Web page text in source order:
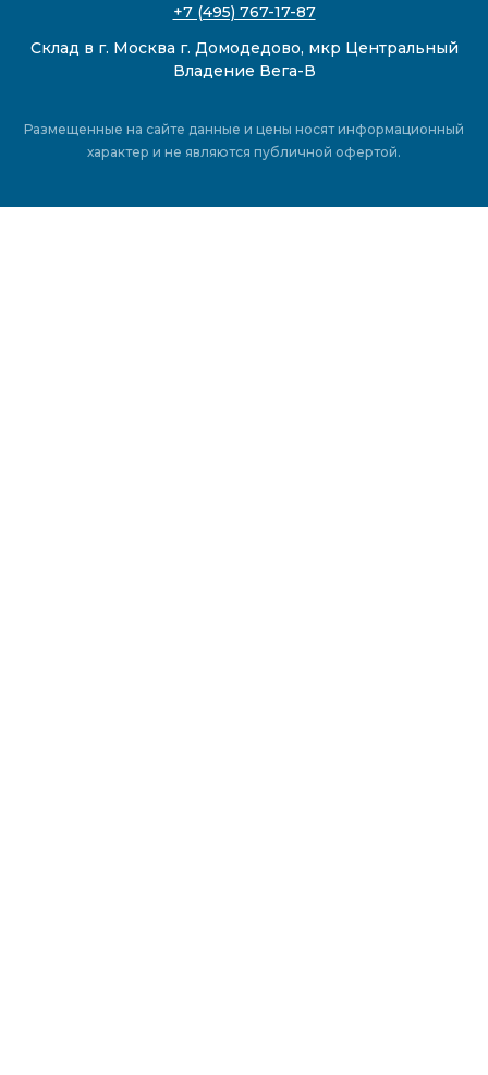
+7 (495) 767-17-87
Склад в г. Москва г. Домодедово, мкр Центральный
Владение Вега-В
Размещенные на сайте данные и цены носят информационный
характер и не являются публичной офертой.